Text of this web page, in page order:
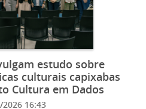
estudo sobre
culturais capixabas
Cultura em Dados
2026 16:43